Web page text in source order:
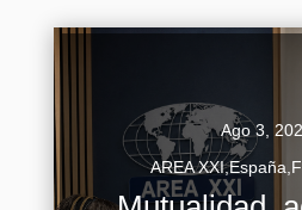
Ago 3,
AREA XXI,España,